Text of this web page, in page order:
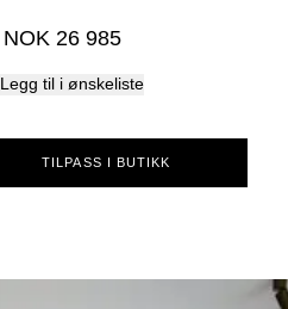
NOK 26 985
Legg til i ønskeliste
TILPASS I BUTIKK